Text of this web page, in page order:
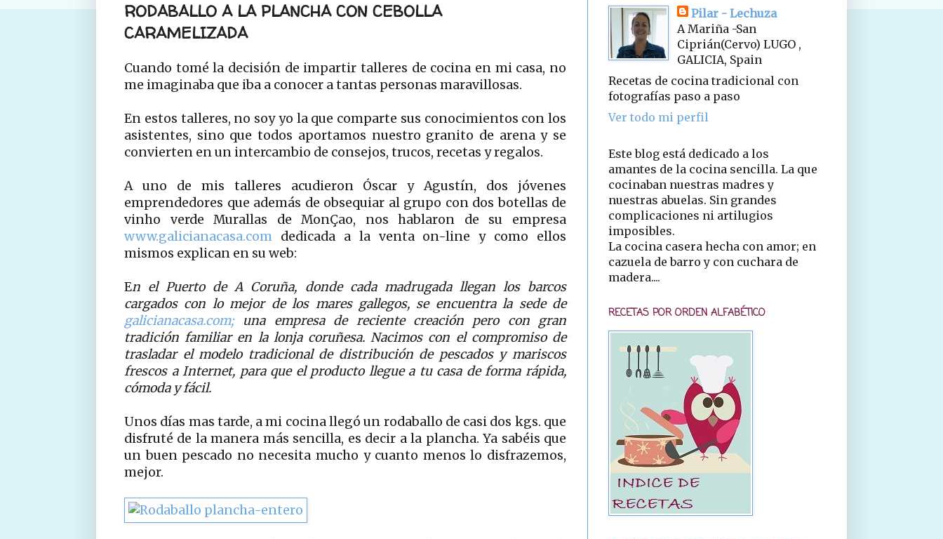
RODABALLO A LA PLANCHA CON CEBOLLA
CARAMELIZADA
Cuando tomé la decisión de impartir talleres de cocina en mi casa, no
me imaginaba que iba a conocer a tantas personas maravillosas.
En estos talleres, no soy yo la que comparte sus conocimientos con los
asistentes, sino que todos aportamos nuestro granito de arena y se
convierten en un intercambio de consejos, trucos, recetas y regalos.
A uno de mis talleres acudieron Óscar y Agustín, dos jóvenes
emprendedores que además de obsequiar al grupo con dos botellas de
vinho verde Murallas de MonÇao, nos hablaron de su empresa
www.galicianacasa.com dedicada a la venta on-line y como ellos
mismos explican en su web:
En el Puerto de A Coruña, donde cada madrugada llegan los barcos
cargados con lo mejor de los mares gallegos, se encuentra la sede de
galicianacasa.com;una empresa de reciente creación pero con gran
tradición familiar en la lonja coruñesa. Nacimos con el compromiso de
trasladar el modelo tradicional de distribución de pescados y mariscos
frescos a Internet, para que el producto llegue a tu casa de forma rápida,
cómoda y fácil.
Unos días mas tarde, a mi cocina llegó un rodaballo de casi dos kgs. que
disfruté de la manera más sencilla, es decir a la plancha. Ya sabéis que
un buen pescado no necesita mucho y cuanto menos lo disfrazemos,
mejor.
Pilar - Lechuza
A Mariña -San
Ciprián(Cervo) LUGO ,
GALICIA, Spain
Recetas de cocina tradicional con
fotografías paso a paso
Ver todo mi perfil
Este blog está dedicado a los
amantes de la cocina sencilla. La que
cocinaban nuestras madres y
nuestras abuelas. Sin grandes
complicaciones ni artilugios
imposibles.
La cocina casera hecha con amor; en
cazuela de barro y con cuchara de
madera....
RECETAS POR ORDEN ALFABÉTICO